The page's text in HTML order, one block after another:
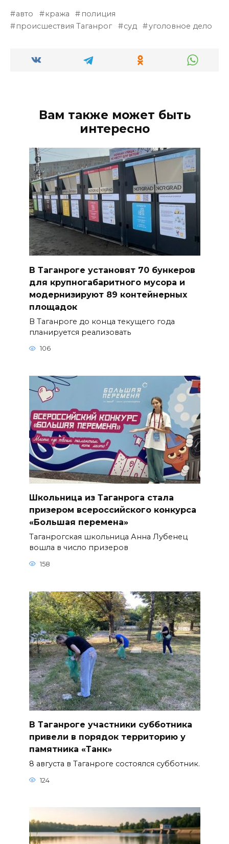
авто кража
полиция
происшествия Таганрог
суд уголовное дело
Вам также может быть
интересно
В Таганроге установят 70 бункеров
для крупногабаритного мусора и
модернизируют 89 контейнерных
площадок
В Таганроге до конца текущего года
планируется реализовать
106
Школьница из Таганрога стала
призером всероссийского конкурса
«Большая перемена»
Таганрогская школьница Анна Лубенец
вошла в число призеров
158
В Таганроге участники субботника
привели в порядок территорию у
памятника «Танк»
8 августа в Таганроге состоялся субботник.
124